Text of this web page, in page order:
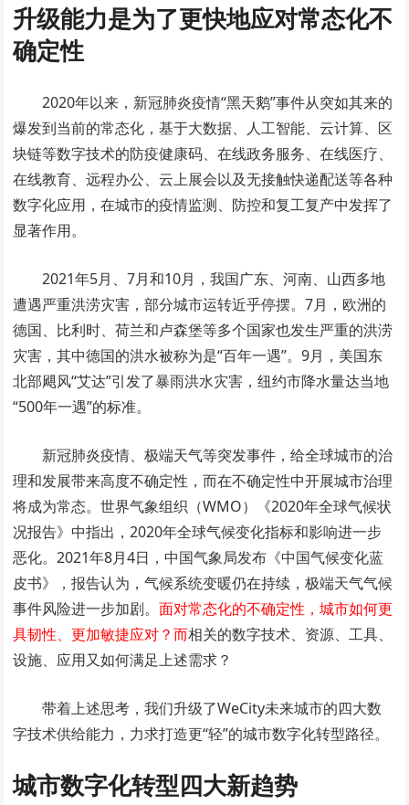
升级能力是为了更快地应对常态化不
确定性
2020年以来，新冠肺炎疫情“黑天鹅”事件从突如其来的
爆发到当前的常态化，基于大数据、人工智能、云计算、区
块链等数字技术的防疫健康码、在线政务服务、在线医疗、
在线教育、远程办公、云上展会以及无接触快递配送等各种
数字化应用，在城市的疫情监测、防控和复工复产中发挥了
显著作用。
2021年5月、7月和10月，我国广东、河南、山西多地
遭遇严重洪涝灾害，部分城市运转近乎停摆。7月，欧洲的
德国、比利时、荷兰和卢森堡等多个国家也发生严重的洪涝
灾害，其中德国的洪水被称为是“百年一遇”。9月，美国东
北部飓风“艾达”引发了暴雨洪水灾害，纽约市降水量达当地
“500年一遇”的标准。
新冠肺炎疫情、极端天气等突发事件，给全球城市的治
理和发展带来高度不确定性，而在不确定性中开展城市治理
将成为常态。世界气象组织（WMO）《2020年全球气候状
况报告》中指出，2020年全球气候变化指标和影响进一步
恶化。2021年8月4日，中国气象局发布《中国气候变化蓝
皮书》，报告认为，气候系统变暖仍在持续，极端天气气候
事件风险进一步加剧。面对常态化的不确定性，城市如何更
具韧性、更加敏捷应对？而相关的数字技术、资源、工具、
设施、应用又如何满足上述需求？
带着上述思考，我们升级了WeCity未来城市的四大数
字技术供给能力，力求打造更“轻”的城市数字化转型路径。
城市数字化转型四大新趋势